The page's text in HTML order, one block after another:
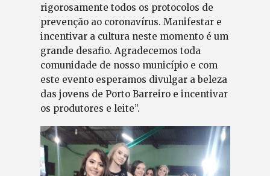
rigorosamente todos os protocolos de
prevenção ao coronavírus. Manifestar e
incentivar a cultura neste momento é um
grande desafio. Agradecemos toda
comunidade de nosso município e com
este evento esperamos divulgar a beleza
das jovens de Porto Barreiro e incentivar
os produtores e leite”.